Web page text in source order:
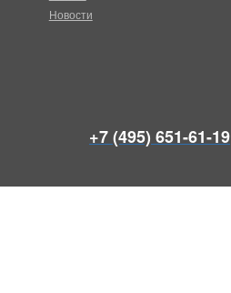
Новости
+7 (495) 651-61-19